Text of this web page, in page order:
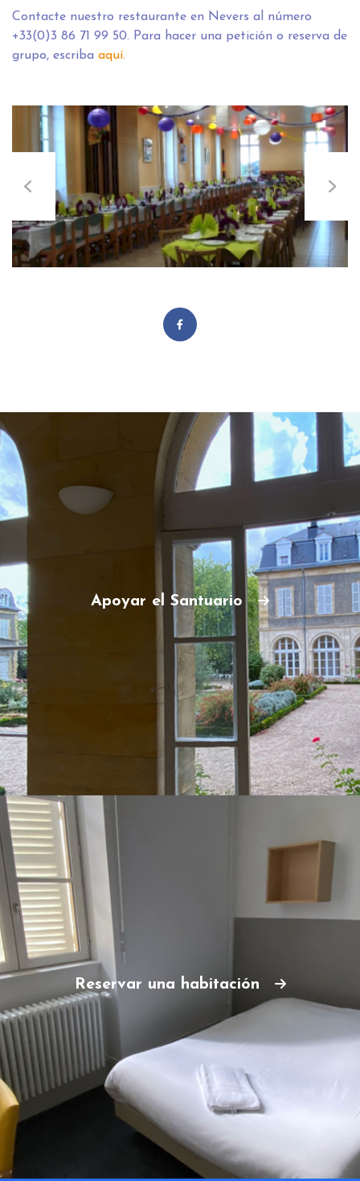
Contacte nuestro restaurante en Nevers al número
+33(0)3 86 71 99 50. Para hacer una petición o reserva de
grupo, escriba aquí.
Apoyar el Santuario
Reservar una habitación